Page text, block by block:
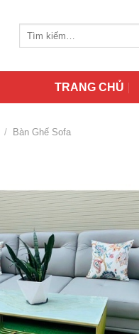
TRANG CHỦ
/ Bàn Ghế Sofa